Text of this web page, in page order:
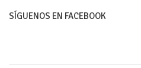
SÍGUENOS EN FACEBOOK